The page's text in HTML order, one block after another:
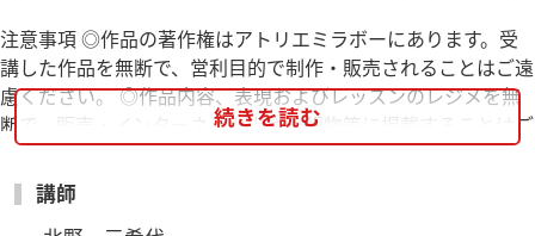
注意事項 ◎作品の著作権はアトリエミラボーにあります。受
講した作品を無断で、営利目的で制作・販売されることはご遠
慮ください。 ◎作品内容、表現およびレッスンのレジメを無
断で、販売・インターネット上や出版物等に掲載することはご
遠慮ください。
新入生講座内容：1.ビゾー45°ドゥーブル・パスパルトゥ・レ
リーフ
続きを読む
講師